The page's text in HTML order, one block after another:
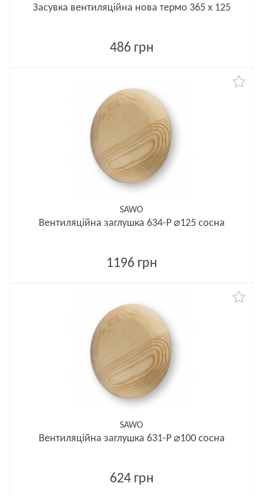
Засувка вентиляційна нова термо 365 x 125
486 грн
SAWO
Вентиляційна заглушка 634-P ⌀125 сосна
1196 грн
SAWO
Вентиляційна заглушка 631-P ⌀100 сосна
624 грн